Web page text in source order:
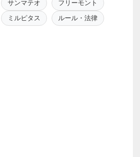
サンマテオ
フリーモント
ミルピタス ルール・法律